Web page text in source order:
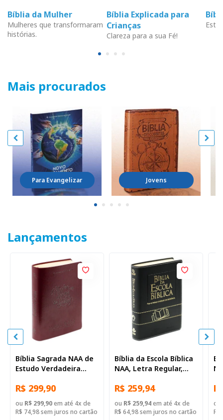
Bíblia da Mulher
Mulheres que transformaram
histórias.
Bíblia Explicada para
Crianças
Clareza para a sua Fé!
Mais procurados
Para Evangelizar Jovens
Lançamentos
Bíblia Sagrada NAA de
Estudo Verdadeira
Regular, com mapa,
Capa Couro Sintético
Ilustrada Marrom
R$ 299,90
ou R$ 299,90em até 4x de
R$ 74,98 sem juros no cartão
Bíblia da Escola Bíblica
NAA, Letra Regular,
Sintético Preta
R$ 259,94
ou R$ 259,94em até 4x de
R$ 64,98 sem juros no cartão
ou
R$